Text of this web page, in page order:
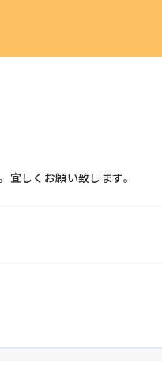
しくお願い致します。